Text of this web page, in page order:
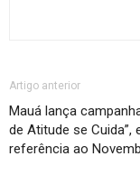
Artigo anterior
Mauá lança
de Atitude se Cuida”,
referência ao